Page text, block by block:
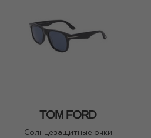
Солнцезащитные очки